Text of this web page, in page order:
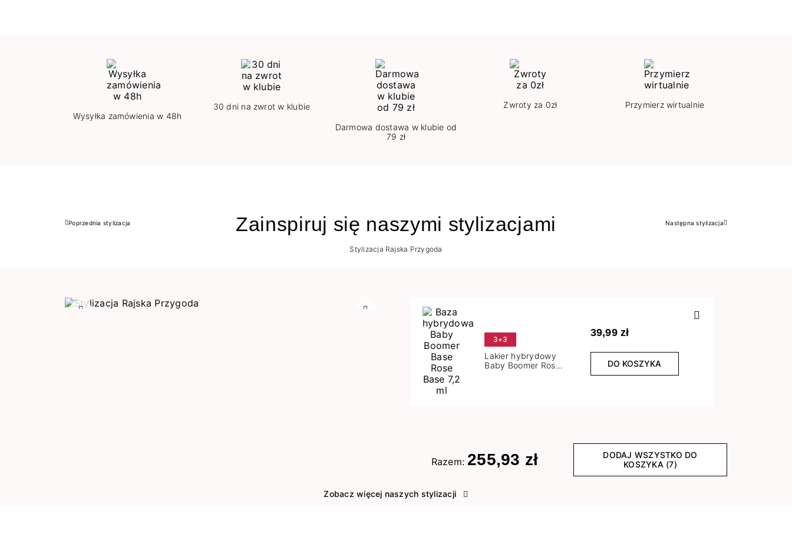
Wysyłka zamówienia w 48h
30 dni na zwrot w klubie
Darmowa dostawa w klubie od
79 zł
Zwroty za 0zł Przymierz wirtualnie
Zainspiruj się naszymi stylizacjami
Poprzedni
Poprzednia stylizacja Następny
Następna stylizacja
Stylizacja Rajska Przygoda
3+3
Lakier hybrydowy
Baby Boomer Rose
39,99 zł
DO KOSZYKA
Razem: 255,93 zł
DODAJ WSZYSTKO DO
KOSZYKA (7)
Zobacz więcej naszych stylizacji